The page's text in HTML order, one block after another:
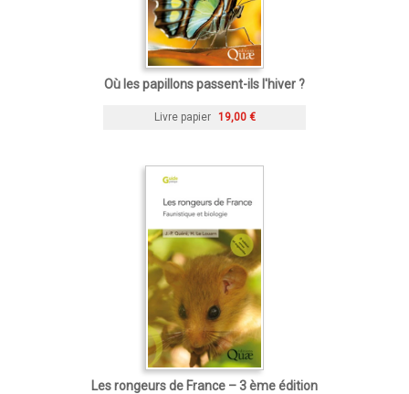
Où les papillons passent-ils l'hiver ?
Livre papier 19,00 €
Les rongeurs de France – 3 ème édition